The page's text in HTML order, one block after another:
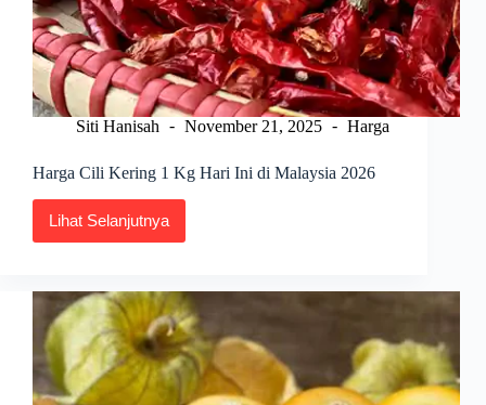
Siti Hanisah November 21, 2025 Harga
Harga Cili Kering 1 Kg Hari Ini di Malaysia 2026
Lihat Selanjutnya
Harga
Cili
Kg
Hari
Ini
di
Malaysia
2026